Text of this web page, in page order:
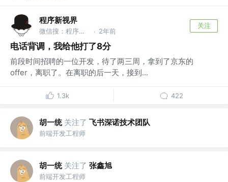
程序新视界
微信搜：程序新视界 · 2年前
关注
电话背调，我给他打了8分
前段时间招聘的一位开发，待了两三周，拿到了京东的
offer，离职了。在离职的后一天，接到...
1.3k 422
胡一统 关注了 飞书深诺技术团队
前端开发工程师
胡一统 关注了 张鑫旭
前端开发工程师